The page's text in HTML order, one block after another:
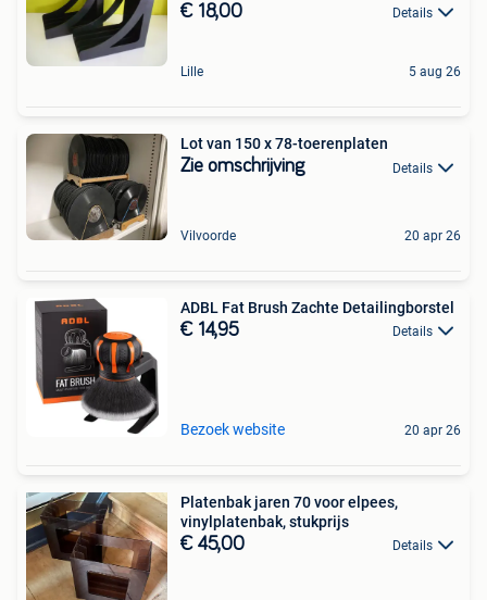
€ 18,00 Details
Lille 5 aug 26
Lot van 150 x 78-toerenplaten
Zie omschrijving Details
Vilvoorde 20 apr 26
ADBL Fat Brush Zachte Detailingborstel
€ 14,95 Details
Bezoek website 20 apr 26
Platenbak jaren 70 voor elpees,
vinylplatenbak, stukprijs
€ 45,00 Details